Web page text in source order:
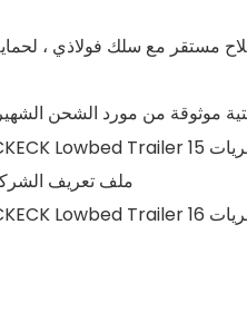
مستقر مع سلك فولاذي ،
موثوقة من مورد الشحن
ملف تعريف